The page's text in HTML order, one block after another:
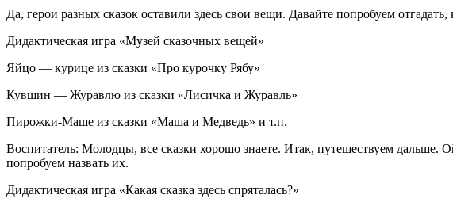
Да, герои разных сказок оставили здесь свои вещи. Давайте попробуем
Дидактическая игра «Музей сказочных вещей»
Яйцо — курице из сказки «Про курочку Рябу»
Кувшин — Журавлю из сказки «Лисичка и Журавль»
Пирожки-Маше из сказки «Маша и Медведь» и т.п.
Воспитатель: Молодцы, все сказки хорошо знаете. Итак, путешествуем дальше.
попробуем назвать их.
Дидактическая игра «Какая сказка здесь спряталась?»